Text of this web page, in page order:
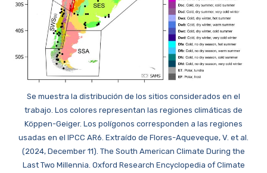
Se muestra la distribución de los sitios considerados en el
trabajo. Los colores representan las regiones climáticas de
Köppen-Geiger. Los polígonos corresponden a las regiones
usadas en el IPCC AR6. Extraído de Flores-Aqueveque, V. et al.
(2024, December 11). The South American Climate During the
Last Two Millennia. Oxford Research Encyclopedia of Climate